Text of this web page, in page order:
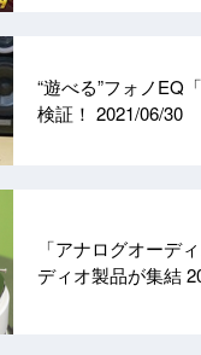
“遊べる”フォノEQ
検証！ 2021/06/30
「アナログオーデ
ディオ製品が集結